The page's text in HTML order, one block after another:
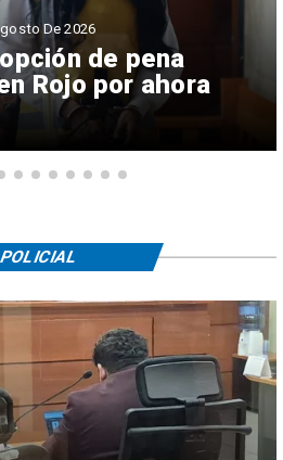
de pena
Rojo por ahora
De 2026
POLICIAL